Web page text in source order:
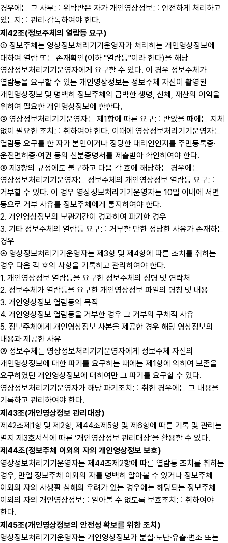
경우에는 그 사무를 위탁받은 자가 개인영상정보를 안전하게 처리하고
있는지를 관리·감독하여야 한다.
제42조(정보주체의 열람등 요구)
① 정보주체는 영상정보처리기기운영자가 처리하는 개인영상정보에
대하여 열람 또는 존재확인(이하 "열람등"이라 한다)을 해당
영상정보처리기기운영자에게 요구할 수 있다. 이 경우 정보주체가
열람등을 요구할 수 있는 개인영상정보는 정보주체 자신이 촬영된
개인영상정보 및 명백히 정보주체의 급박한 생명, 신체, 재산의 이익을
위하여 필요한 개인영상정보에 한한다.
② 영상정보처리기기운영자는 제1항에 따른 요구를 받았을 때에는 지체
없이 필요한 조치를 취하여야 한다. 이때에 영상정보처리기기운영자는
열람등 요구를 한 자가 본인이거나 정당한 대리인인지를 주민등록증·
운전면허증·여권 등의 신분증명서를 제출받아 확인하여야 한다.
③ 제3항의 규정에도 불구하고 다음 각 호에 해당하는 경우에는
영상정보처리기기운영자는 정보주체의 개인영상정보 열람등 요구를
거부할 수 있다. 이 경우 영상정보처리기기운영자는 10일 이내에 서면
등으로 거부 사유를 정보주체에게 통지하여야 한다.
2. 개인영상정보의 보관기간이 경과하여 파기한 경우
3. 기타 정보주체의 열람등 요구를 거부할 만한 정당한 사유가 존재하는
경우
④ 영상정보처리기기운영자는 제3항 및 제4항에 따른 조치를 취하는
경우 다음 각 호의 사항을 기록하고 관리하여야 한다.
1. 개인영상정보 열람등을 요구한 정보주체의 성명 및 연락처
2. 정보주체가 열람등을 요구한 개인영상정보 파일의 명칭 및 내용
3. 개인영상정보 열람등의 목적
4. 개인영상정보 열람등을 거부한 경우 그 거부의 구체적 사유
5. 정보주체에게 개인영상정보 사본을 제공한 경우 해당 영상정보의
내용과 제공한 사유
⑤ 정보주체는 영상정보처리기기운영자에게 정보주체 자신의
개인영상정보에 대한 파기를 요구하는 때에는 제1항에 의하여 보존을
요구하였던 개인영상정보에 대하여만 그 파기를 요구할 수 있다.
영상정보처리기기운영자가 해당 파기조치를 취한 경우에는 그 내용을
기록하고 관리하여야 한다.
제43조(개인영상정보 관리대장)
제42조제1항 및 제2항, 제44조제5항 및 제6항에 따른 기록 및 관리는
별지 제3호서식에 따른 ‘개인영상정보 관리대장’을 활용할 수 있다.
제44조(정보주체 이외의 자의 개인영상정보 보호)
영상정보처리기기운영자는 제44조제2항에 따른 열람등 조치를 취하는
경우, 만일 정보주체 이외의 자를 명백히 알아볼 수 있거나 정보주체
이외의 자의 사생활 침해의 우려가 있는 경우에는 해당되는 정보주체
이외의 자의 개인영상정보를 알아볼 수 없도록 보호조치를 취하여야
한다.
제45조(개인영상정보의 안전성 확보를 위한 조치)
영상정보처리기기운영자는 개인영상정보가 분실·도난·유출·변조 또는